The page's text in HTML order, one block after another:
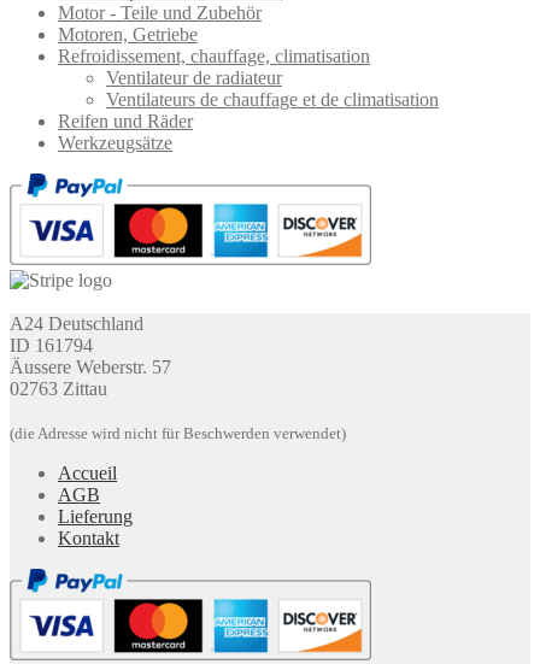
Motor - Teile und Zubehör
Motoren, Getriebe
Refroidissement, chauffage, climatisation
Ventilateur de radiateur
Ventilateurs de chauffage et de climatisation
Reifen und Räder
Werkzeugsätze
A24 Deutschland
ID 161794
Äussere Weberstr. 57
02763 Zittau
(die Adresse wird nicht für Beschwerden verwendet)
Accueil
AGB
Lieferung
Kontakt